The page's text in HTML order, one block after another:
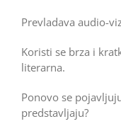
Prevladava audio-
Koristi se brza i
literarna.
Ponovo se
predstavljaju?